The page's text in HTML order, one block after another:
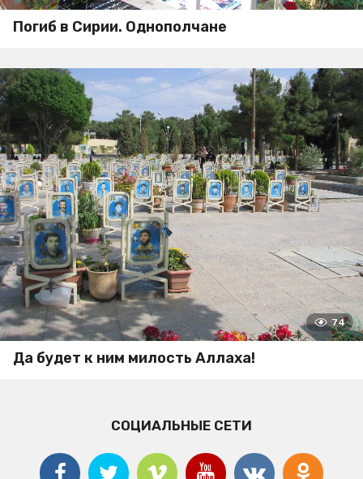
Погиб в Сирии. Однополчане
74
Да будет к ним милость Аллаха!
СОЦИАЛЬНЫЕ СЕТИ